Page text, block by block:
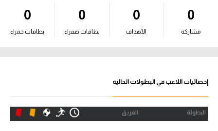
آراء حرة
ركن الألعاب
الدوري المصري
الدوري الإنجليزي الممتاز
0
مشاركة
0
الأهداف
0
بطاقات صفراء
0
بطاقات حمراء
إحصائيات اللاعب في البطولات الحالية
البطولة الفريق